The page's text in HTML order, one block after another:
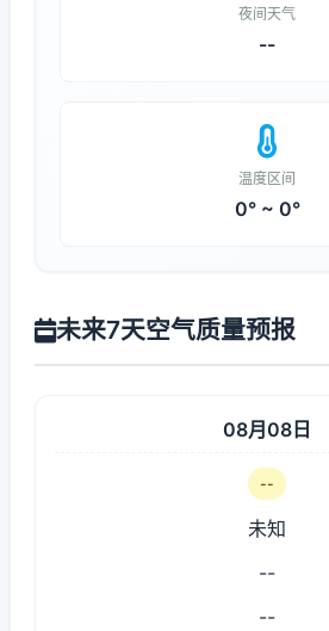
夜间天气
--
温度区间
0° ~ 0°
未来7天空气质量预报
08月08日
--
未知
--
--